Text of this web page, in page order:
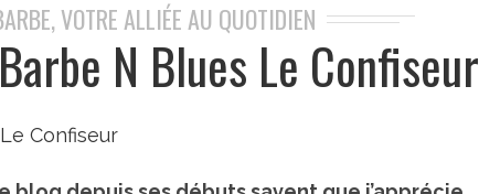
VOTRE ALLIÉE AU QUOTIDIEN
N Blues Le Confiseur